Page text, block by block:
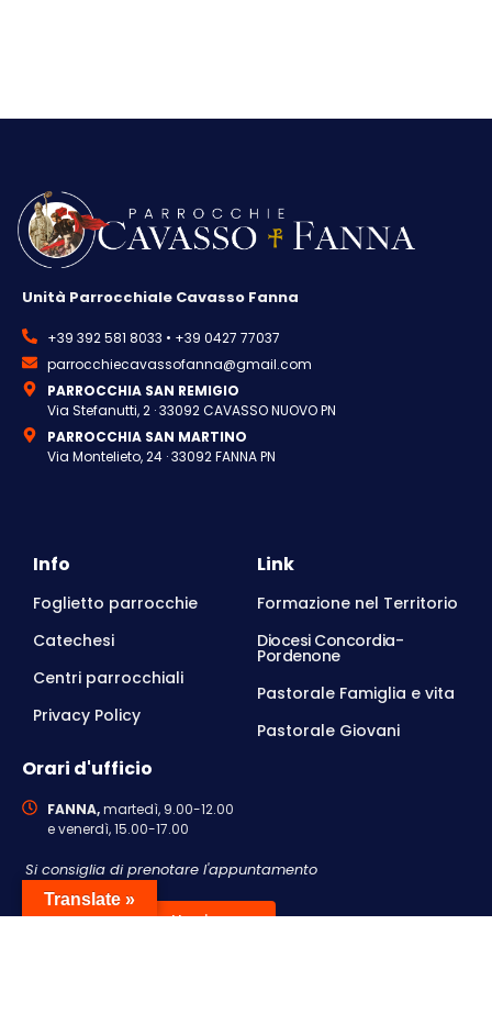
Unità Parrocchiale Cavasso Fanna
+39 392 581 8033 • +39 0427 77037
parrocchiecavassofanna@gmail.com
PARROCCHIA SAN REMIGIO
Via Stefanutti, 2 · 33092 CAVASSO NUOVO PN
PARROCCHIA SAN MARTINO
Via Montelieto, 24 · 33092 FANNA PN
Info
Foglietto parrocchie
Catechesi
Centri parrocchiali
Privacy Policy
Link
Formazione nel Territorio
Diocesi Concordia-
Pordenone
Pastorale Famiglia e vita
Pastorale Giovani
Orari d'ufficio
FANNA,martedì, 9.00-12.00
e venerdì, 15.00-17.00
Si consiglia di prenotare l'appuntamento
Contattaci
Translate »